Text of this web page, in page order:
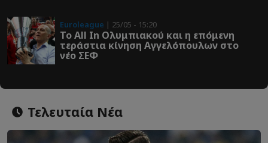
Euroleague | 25/05 - 15:20
Το All In Ολυμπιακού και η επόμενη
τεράστια κίνηση Αγγελόπουλων στο
νέο ΣΕΦ
Τελευταία Νέα